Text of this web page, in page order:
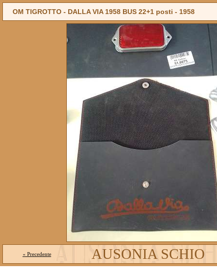
OM TIGROTTO - DALLA VIA 1958 BUS 22+1 posti - 1958
« Precedente AUSONIA SCHIO